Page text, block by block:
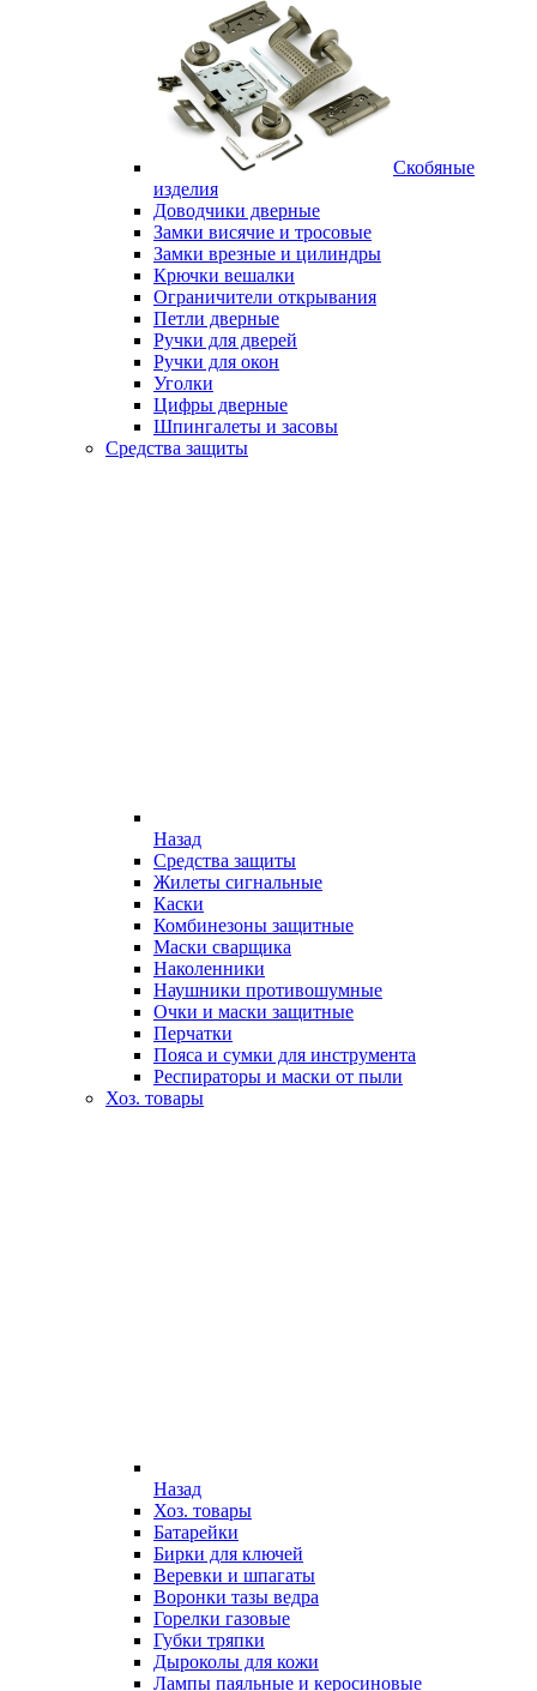
Скобяные
изделия
Доводчики дверные
Замки висячие и тросовые
Замки врезные и цилиндры
Крючки вешалки
Ограничители открывания
Петли дверные
Ручки для дверей
Ручки для окон
Уголки
Цифры дверные
Шпингалеты и засовы
Средства защиты
Назад
Средства защиты
Жилеты сигнальные
Каски
Комбинезоны защитные
Маски сварщика
Наколенники
Наушники противошумные
Очки и маски защитные
Перчатки
Пояса и сумки для инструмента
Респираторы и маски от пыли
Хоз. товары
Назад
Хоз. товары
Батарейки
Бирки для ключей
Веревки и шпагаты
Воронки тазы ведра
Горелки газовые
Губки тряпки
Дыроколы для кожи
Лампы паяльные и керосиновые